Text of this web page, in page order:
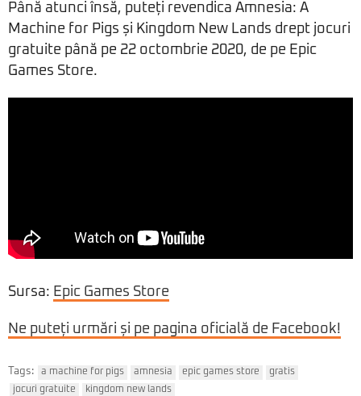
Până atunci însă, puteți revendica Amnesia: A
Machine for Pigs și Kingdom New Lands drept jocuri
gratuite până pe 22 octombrie 2020, de pe Epic
Games Store.
Sursa: Epic Games Store
Ne puteți urmări și pe pagina oficială de Facebook!
Tags: a machine for pigs amnesia epic games store
gratis
jocuri gratuite
kingdom new lands